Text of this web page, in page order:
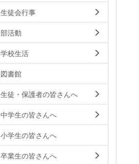
生徒会行事
部活動
学校生活
図書館
生徒・保護者の皆さんへ
中学生の皆さんへ
小学生の皆さんへ
卒業生の皆さんへ